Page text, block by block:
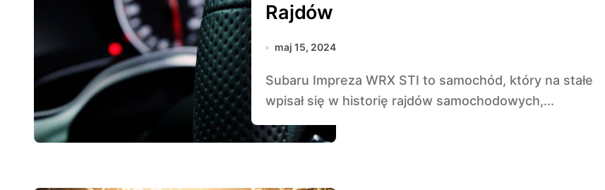
Rajdów
maj 15, 2024
Subaru Impreza WRX STI to samochód, który na stałe
wpisał się w historię rajdów samochodowych,...